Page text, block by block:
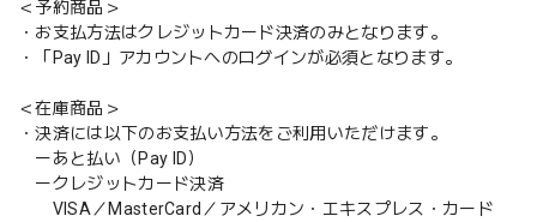
＜予約商品＞
・お支払方法はクレジットカード決済のみとなります。
・「Pay ID」アカウントへのログインが必須となります。
＜在庫商品＞
・決済には以下のお支払い方法をご利用いただけます。
ーあと払い（Pay ID）
ークレジットカード決済
VISA／MasterCard／アメリカン・エキスプレス・カード